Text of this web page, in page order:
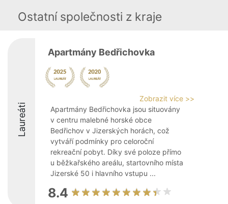
Ostatní společnosti z kraje
Laureáti
Apartmány Bedřichovka
Zobrazit více >>
Apartmány Bedřichovka jsou situovány
v centru malebné horské obce
Bedřichov v Jizerských horách, což
vytváří podmínky pro celoroční
rekreační pobyt. Díky své poloze přímo
u běžkařského areálu, startovního místa
Jizerské 50 i hlavního vstupu ...
8.4